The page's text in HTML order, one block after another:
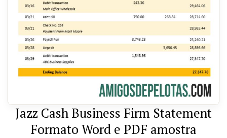
Jazz Cash Business Firm Statement
Formato Word e PDF amostra